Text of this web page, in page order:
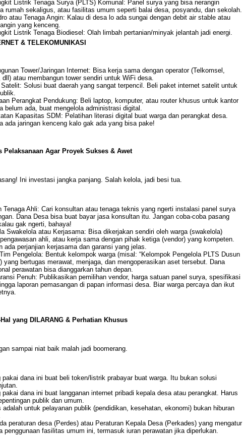
Listrik Tenaga Surya (PLTS) Komunal: Panel surya yang bisa nerangin
rumah sekaligus, atau fasilitas umum seperti balai desa, posyandu, dan sekolah.
atau Tenaga Angin: Kalau di desa lo ada sungai dengan debit air stable atau
yang kenceng.
Listrik Tenaga Biodiesel: Olah limbah pertanian/minyak jelantah jadi energi.
& TELEKOMUNIKASI
Tower/Jaringan Internet: Bisa kerja sama dengan operator (Telkomsel,
dll) atau membangun tower sendiri untuk WiFi desa.
Satelit: Solusi buat daerah yang sangat terpencil. Beli paket internet satelit untuk
Perangkat Pendukung: Beli laptop, komputer, atau router khusus untuk kantor
belum ada, buat mengelola administrasi digital.
Kapasitas SDM: Pelatihan literasi digital buat warga dan perangkat desa.
ada jaringan kenceng kalo gak ada yang bisa pake!
Pelaksanaan Agar Proyek Sukses & Awet
Ini investasi jangka panjang. Salah kelola, jadi besi tua.
Tenaga Ahli: Cari konsultan atau tenaga teknis yang ngerti instalasi panel surya
Dana Desa bisa buat bayar jasa konsultan itu. Jangan coba-coba pasang
gak ngerti, bahaya!
Swakelola atau Kerjasama: Bisa dikerjakan sendiri oleh warga (swakelola)
ahli, atau kerja sama dengan pihak ketiga (vendor) yang kompeten.
ada perjanjian kerjasama dan garansi yang jelas.
Pengelola: Bentuk kelompok warga (misal: “Kelompok Pengelola PLTS Dusun
yang bertugas merawat, menjaga, dan mengoperasikan aset tersebut. Dana
perawatan bisa dianggarkan tahun depan.
Penuh: Publikasikan pemilihan vendor, harga satuan panel surya, spesifikasi
laporan pemasangan di papan informasi desa. Biar warga percaya dan ikut
yang DILARANG & Perhatian Khusus
sampai niat baik malah jadi boomerang.
pakai dana ini buat beli token/listrik prabayar buat warga. Itu bukan solusi
pakai dana ini buat langganan internet pribadi kepala desa atau perangkat. Harus
publik dan umum.
adalah untuk pelayanan publik (pendidikan, kesehatan, ekonomi) bukan hiburan
peraturan desa (Perdes) atau Peraturan Kepala Desa (Perkades) yang mengatur
penggunaan fasilitas umum ini, termasuk iuran perawatan jika diperlukan.